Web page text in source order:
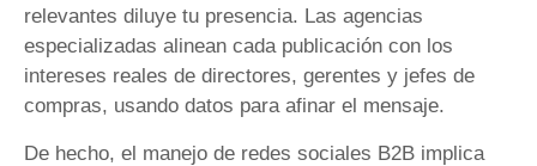
relevantes diluye tu presencia. Las agencias
especializadas alinean cada publicación con los
intereses reales de directores, gerentes y jefes de
compras, usando datos para afinar el mensaje.
De hecho, el manejo de redes sociales B2B implica